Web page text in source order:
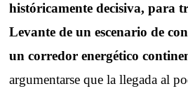
históricamente decisiva, para
Levante de un escenario de
un corredor energético
argumentarse que la llegada al